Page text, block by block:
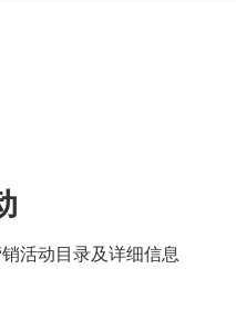
活动目录及详细信息